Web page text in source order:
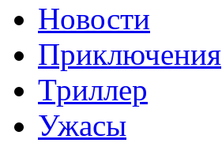
Новости
Приключения
Триллер
Ужасы